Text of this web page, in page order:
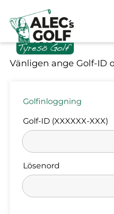
Logga in
Vänligen ange Golf-ID
Golfinloggning
Golf-ID (XXXXXX-XXX)
Lösenord